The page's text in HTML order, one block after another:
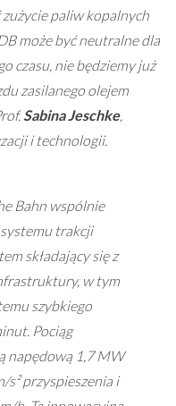
paliw kopalnych
może być neutralne dla
czasu, nie będziemy już
zasilanego olejem
Sabina Jeschke,
i technologii.
Bahn wspólnie
trakcji
składający się z
w tym
szybkiego
Pociąg
napędową 1,7 MW
s² przyspieszenia i